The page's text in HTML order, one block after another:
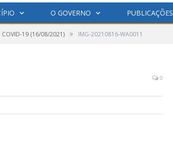
O GOVERNO PUBLICAÇÕES
19 (16/08/2021) » IMG-20210816-WA0011
0